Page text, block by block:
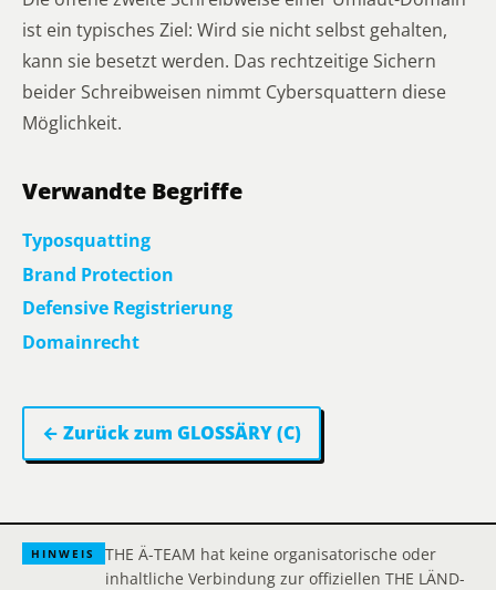
ist ein typisches Ziel: Wird sie nicht selbst gehalten,
kann sie besetzt werden. Das rechtzeitige Sichern
beider Schreibweisen nimmt Cybersquattern diese
Möglichkeit.
Verwandte Begriffe
Typosquatting
Brand Protection
Defensive Registrierung
Domainrecht
← Zurück zum GLOSSÄRY (C)
HINWEIS
THE Ä-TEAM hat keine organisatorische oder
inhaltliche Verbindung zur offiziellen THE LÄND-